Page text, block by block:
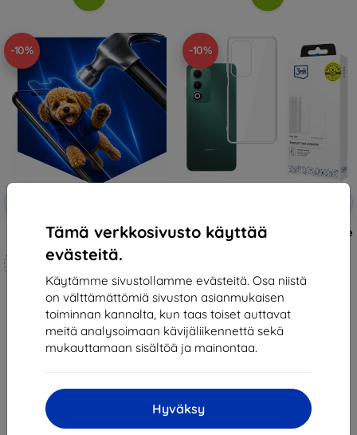
Tämä verkkosivusto käyttää
evästeitä.
Käytämme sivustollamme evästeitä. Osa niistä
on välttämättömiä sivuston asianmukaisen
toiminnan kannalta, kun taas toiset auttavat
meitä analysoimaan kävijäliikennettä sekä
mukauttamaan sisältöä ja mainontaa.
Hyväksy
-10%
3mk Hammer protective film
Mittojen mukaan
21,90 €
19,70 €
Varastossa 4 kpl
-10%
3mk Clear Case Smartphone case
for Oppo A5 5G/ A5 4G/ A5M
11,61 €
Varastossa 4 kpl
yhteensä6.